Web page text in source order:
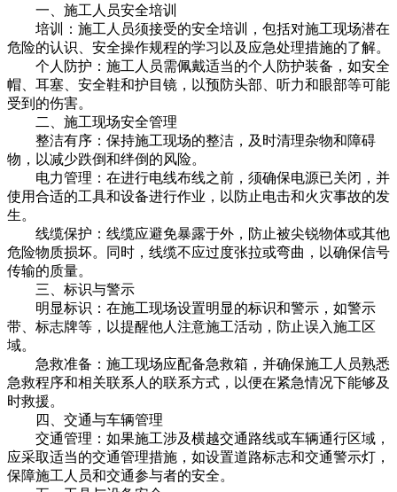
一、施工人员安全培训
培训：施工人员须接受的安全培训，包括对施工现场潜在
危险的认识、安全操作规程的学习以及应急处理措施的了解。
个人防护：施工人员需佩戴适当的个人防护装备，如安全
帽、耳塞、安全鞋和护目镜，以预防头部、听力和眼部等可能
受到的伤害。
二、施工现场安全管理
整洁有序：保持施工现场的整洁，及时清理杂物和障碍
物，以减少跌倒和绊倒的风险。
电力管理：在进行电线布线之前，须确保电源已关闭，并
使用合适的工具和设备进行作业，以防止电击和火灾事故的发
生。
线缆保护：线缆应避免暴露于外，防止被尖锐物体或其他
危险物质损坏。同时，线缆不应过度张拉或弯曲，以确保信号
传输的质量。
三、标识与警示
明显标识：在施工现场设置明显的标识和警示，如警示
带、标志牌等，以提醒他人注意施工活动，防止误入施工区
域。
急救准备：施工现场应配备急救箱，并确保施工人员熟悉
急救程序和相关联系人的联系方式，以便在紧急情况下能够及
时救援。
四、交通与车辆管理
交通管理：如果施工涉及横越交通路线或车辆通行区域，
应采取适当的交通管理措施，如设置道路标志和交通警示灯，
保障施工人员和交通参与者的安全。